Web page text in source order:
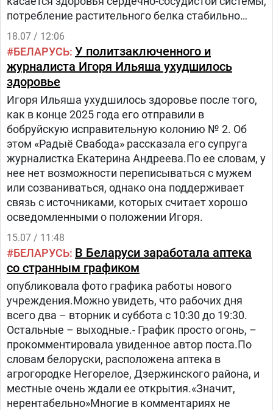
потребление растительного белка стабильно
связывают с более низким риском смерти от
сердечно-сосудистых заболеваний и других
причин», – отметила доктор медицинских наук,
кардиолог Трейси Пашке.По её словам, лучшим
выбором перекуса для здоровья сердца является
эдамаме (молодые соевые бобы).
18.07 / 12:06
БЕЛАРУСЬ У политзаключенного и
журналиста Игоря Ильяша ухудшилось
здоровье
Игоря Ильяша ухудшилось здоровье после того,
как в конце 2025 года его отправили в
бобруйскую исправительную колонию № 2. Об
этом «Радыё Свабода» рассказала его супруга
журналистка Екатерина Андреева.По ее словам, у
нее нет возможности переписываться с мужем
или созваниваться, однако она поддерживает
связь с источниками, которых считает хорошо
осведомленными о положении Игоря.
15.07 / 11:48
БЕЛАРУСЬ В Беларуси заработала аптека
со странным графиком
опубликовала фото графика работы нового
учреждения.Можно увидеть, что рабочих дня
всего два – вторник и суббота с 10:30 до 19:30.
Остальные – выходные.- График просто огонь, –
прокомментировала увиденное автор поста.По
словам белоруски, расположена аптека в
агрогородке Негорелое, Дзержинского района, и
местные очень ждали ее открытия.«Значит,
нерентабельно»Многие в комментариях не